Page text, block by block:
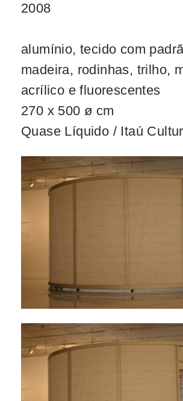
2008
alumínio, tecido com
madeira, rodinhas, trilho,
acrílico e fluorescentes
270 x 500 ø cm
Quase Líquido / Itaú